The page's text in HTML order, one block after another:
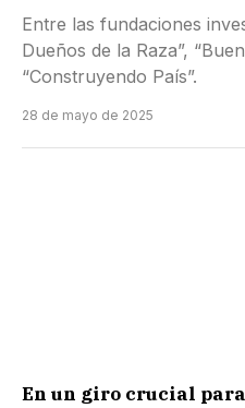
Entre las fundaciones
Dueños de la Raza”,
“Construyendo País”.
28 de mayo de 2025
En un giro crucial